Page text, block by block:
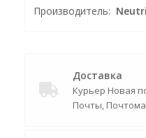
Производитель:
Доставка
Курьер Новая
Почты,